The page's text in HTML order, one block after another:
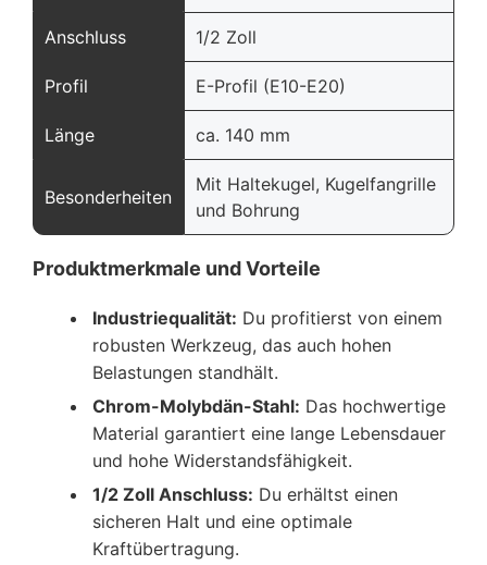
Anschluss 1/2 Zoll
Profil E-Profil (E10-E20)
Länge ca. 140 mm
Besonderheiten
Mit Haltekugel, Kugelfangrille
und Bohrung
Produktmerkmale und Vorteile
Industriequalität: Du profitierst von einem
robusten Werkzeug, das auch hohen
Belastungen standhält.
Chrom-Molybdän-Stahl: Das hochwertige
Material garantiert eine lange Lebensdauer
und hohe Widerstandsfähigkeit.
1/2 Zoll Anschluss: Du erhältst einen
sicheren Halt und eine optimale
Kraftübertragung.